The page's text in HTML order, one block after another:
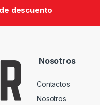
descuento
Nosotros
Contactos
Nosotros